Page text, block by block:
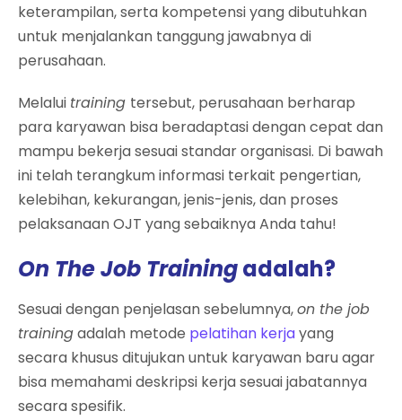
keterampilan, serta kompetensi yang dibutuhkan
untuk menjalankan tanggung jawabnya di
perusahaan.
Melalui training tersebut, perusahaan berharap
para karyawan bisa beradaptasi dengan cepat dan
mampu bekerja sesuai standar organisasi. Di bawah
ini telah terangkum informasi terkait pengertian,
kelebihan, kekurangan, jenis-jenis, dan proses
pelaksanaan OJT yang sebaiknya Anda tahu!
On The Job Trainingadalah?
Sesuai dengan penjelasan sebelumnya,on the job
trainingadalah metode pelatihan kerjayang
secara khusus ditujukan untuk karyawan baru agar
bisa memahami deskripsi kerja sesuai jabatannya
secara spesifik.